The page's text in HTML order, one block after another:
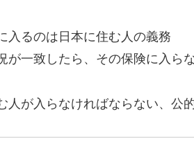
入るのは日本に住む人の義務
が一致したら、その保険に入ら
人が入らなければならない、公